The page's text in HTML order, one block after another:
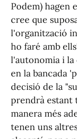
Podem) hagen
cree que
l'organització
ho faré amb
l'autonomia i la
en la bancada
decisió de la
prendrà estant
manera més
tenen uns